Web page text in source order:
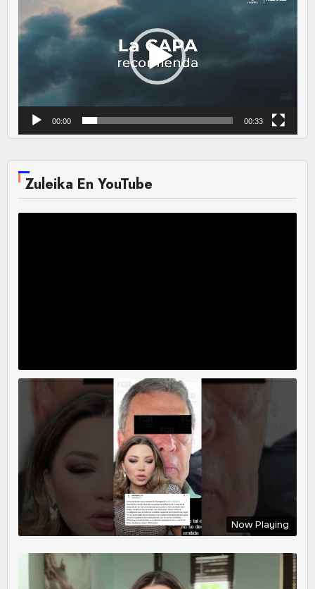
vídeo
00:00 00:33
Zuleika En YouTube
Now Playing